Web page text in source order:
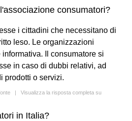
consumatori?
i cittadini che necessitano di
leso. Le organizzazioni
Il consumatore si
in caso di dubbi relativi, ad
prodotti o servizi.
| Visualizza la risposta completa su
in Italia?